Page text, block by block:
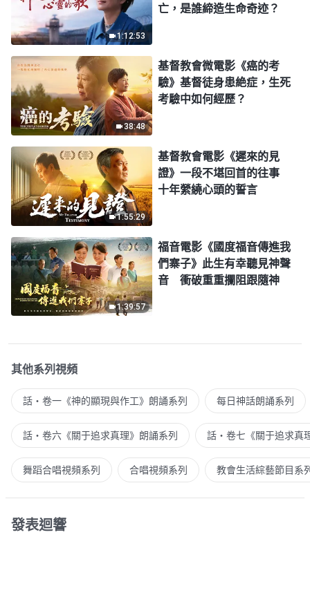
1:12:53
亡，是誰締造生命奇迹？
38:48
基督教會微電影《癌的考
驗》基督徒身患絶症，生死
考驗中如何經歷？
1:55:29
基督教會電影《遲來的見
證》一段不堪回首的往事
十年縈繞心頭的誓言
1:39:57
福音電影《國度福音傳進我
們寨子》此生有幸聽見神聲
音 衝破重重攔阻跟隨神
其他系列視頻
話・卷一《神的顯現與作工》朗誦系列 每日神話朗誦系列
話・卷六《關于追求真理》朗誦系列 話・卷七《關于追求真
舞蹈合唱視頻系列 合唱視頻系列 教會生活綜藝節目系
發表迴響